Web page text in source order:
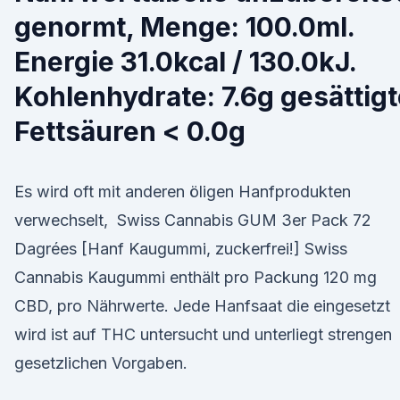
genormt, Menge: 100.0ml.
Energie 31.0kcal / 130.0kJ.
Kohlenhydrate: 7.6g
Fettsäuren < 0.0g
Es wird oft mit anderen öligen Hanfprodukten
verwechselt, Swiss Cannabis GUM 3er Pack 72
Dagrées [Hanf Kaugummi, zuckerfrei!] Swiss
Cannabis Kaugummi enthält pro Packung 120 mg
CBD, pro Nährwerte. Jede Hanfsaat die eingesetzt
wird ist auf THC untersucht und unterliegt strengen
gesetzlichen Vorgaben.